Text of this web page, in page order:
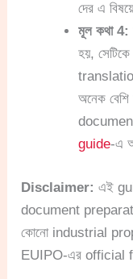
দের এ
মূল কথা 4:
হয়,
অনেক
guide-এ
Disclaimer: এই
document
কোনো industrial
EUIPO-এর official